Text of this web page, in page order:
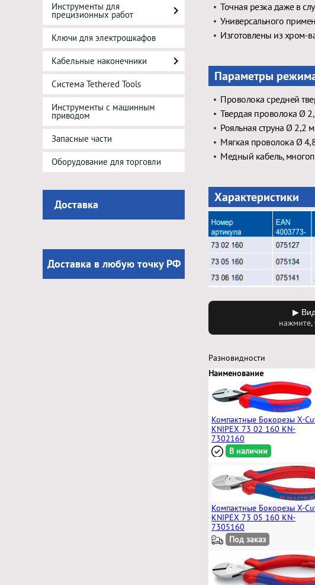
Инструменты для
прецизионных работ
Ключи для электрошкафов
Кабельные наконечники
Система Tethered Tools
Инструменты с машинным
приводом
Запасные части
Оборудование для торговли
Доставка
Доставка в любую точку РФ
Точная резка даже в
Универсального
Изготовлены из хром-
Параметры
Проволока средней
Твердая проволока Ø
Рояльная струна Ø 2,2
Мягкая проволока Ø
Медный кабель,
Характеристики
▶
нажмите,
Разновидности
Наименование
Компактные Бокорезы X-
KNIPEX 73 02 160 KN-
7302160
В наличии
Компактные Бокорезы X-
KNIPEX 73 05 160 KN-
7305160
Под заказ